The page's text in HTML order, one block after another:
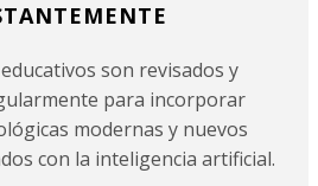
son revisados y
para incorporar
modernas y nuevos
con la inteligencia artificial.